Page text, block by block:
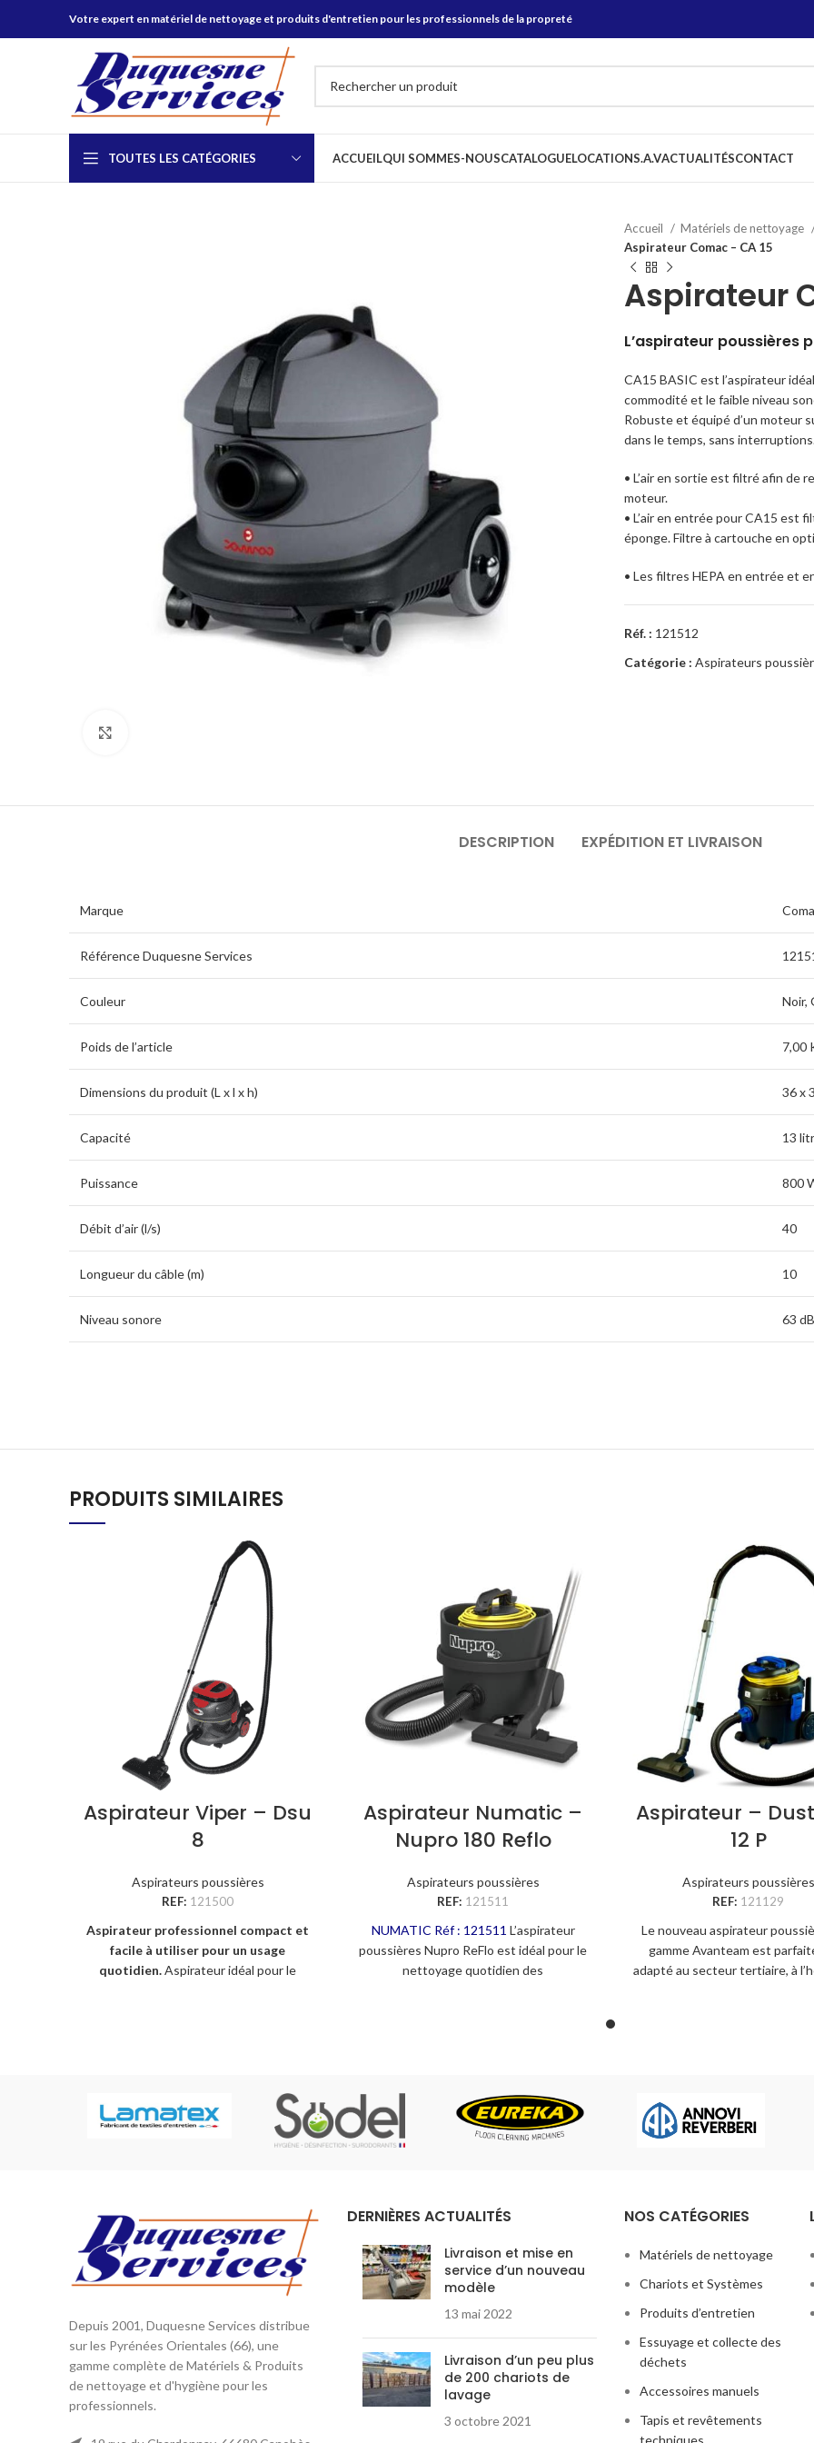
Votre expert en matériel de nettoyage et produits d'entretien pour les professionnels de la propreté
TOUTES LES CATÉGORIES ACCUEILQUI SOMMES-NOUSCATALOGUELOCATIONS.A.VACTUALITÉSCONTACT
Accueil
Matériels de nettoyage
Aspirateur Comac – CA 15
Aspirateur
L’aspirateur poussières
CA15 BASIC est l’aspirateur
commodité et le faible niveau
Robuste et équipé d’un moteur
dans le temps, sans
• L’air en sortie est filtré afin de
moteur.
• L’air en entrée pour CA15 est
éponge. Filtre à cartouche en
• Les filtres HEPA en entrée et
Réf. : 121512
Catégorie : Aspirateurs
DESCRIPTION EXPÉDITION ET LIVRAISON
Marque
Référence Duquesne Services
Couleur Noir,
Poids de l’article 7,00
Dimensions du produit (L x l x h) 36 x
Capacité 13
Puissance 800
Débit d’air (l/s) 40
Longueur du câble (m) 10
Niveau sonore 63 dB
PRODUITS SIMILAIRES
Aspirateur Viper – Dsu
8
Aspirateurs poussières
REF: 121500
Aspirateur professionnel compact et
facile à utiliser pour un usage
quotidien.Aspirateur idéal pour le
de déchets de 8 Litres, Puissance
consommée de 880 Watts et un câble
électrique de 8 mètres. L'interrupteur
principal peut être actionné à la main ou
crochets amovibles de support de câble.
L'aspirateur est livré avec les accessoires
suivants : embout pour tissus
d'ameublement, embout plat biseauté, un
suceur combiné d'une brosse ronde.
Aspirateur Numatic –
Nupro 180 Reflo
Aspirateurs poussières
REF: 121511
NUMATIC Réf : 121511 L’aspirateur
poussières Nupro ReFlo est idéal pour le
nettoyage quotidien des
pour une maintenance simplifiée. C’est
un aspirateur compact offrant de hautes
performances, une stabilité et une
maniabilité exceptionnelles. Egalement, il
niveau. L’aspirateur NUPRO s’est vendu à
Best-seller de notre gamme poussières,
c’est l’aspirateur NUMATIC le plus
vendu aux entreprises de propreté
le territoire nationale. Toujours en accord
Aspirateur –
12 P
Aspirateurs poussières
REF: 121129
Le nouveau aspirateur
gamme Avanteam est
adapté au secteur tertiaire, à
cependant doté de
performances. DUSTEAM
supérieures ou égales à
Depuis 2001, Duquesne Services distribue
sur les Pyrénées Orientales (66), une
gamme complète de Matériels & Produits
de nettoyage et d'hygiène pour les
professionnels.
DERNIÈRES ACTUALITÉS
Livraison et mise en
service d’un nouveau
modèle
13 mai 2022
Livraison d’un peu plus
de 200 chariots de
lavage
3 octobre 2021
NOS CATÉGORIES
Matériels de nettoyage
Chariots et Systèmes
Produits d’entretien
Essuyage et collecte des
déchets
Accessoires manuels
Tapis et revêtements
techniques